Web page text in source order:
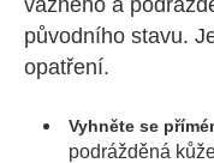
vážného a
původního stavu.
opatření.
Vyhněte se
podrážděná